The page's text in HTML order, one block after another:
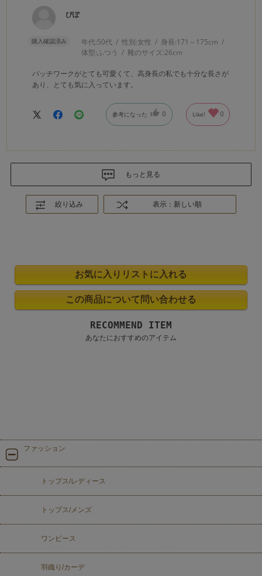
ぴぽ
購入確認済み 年代:50代 性別:女性 身長:171～175cm
体型:ふつう 靴のサイズ:26cm
パッチワークがとても可愛くて、高身長の私でも十分な長さが
あり、とても気に入っています。
参考になった 0 Like! 0
もっと見る
絞り込み 表示：新しい順
RECOMMEND ITEM
あなたにおすすめのアイテム
ファッション
トップス/レディース
トップス/メンズ
ワンピース
羽織り/カーデ